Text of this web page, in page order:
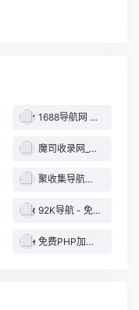
1688导航网 - 技术导航 - 名站网址 - 名站导航 - 免费外链 - 免费收录网站
魔司收录网_分类目录网_免费网站目录_网站收录_网址提交_免费收录网站
聚收集导航网 - 海量分类资源一站式导航
92K导航 - 免费自动秒收录网址导航
免费PHP加密系统 - PHP代码加密平台